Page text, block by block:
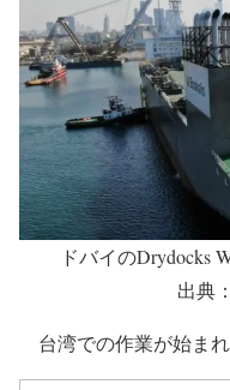
ドバイのDrydocks
出典
台湾での作業が始まれ